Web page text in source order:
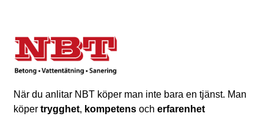
När du anlitar NBT köper man inte bara en tjänst. Man
köpertrygghet, kompetens ocherfarenhet